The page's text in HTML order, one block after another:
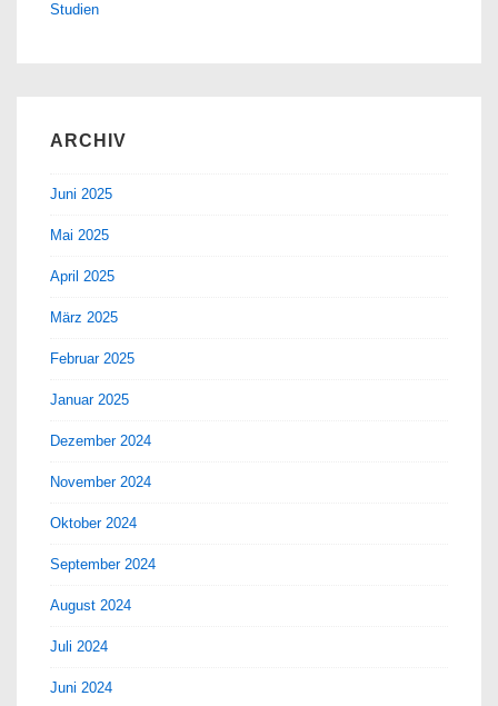
Studien
ARCHIV
Juni 2025
Mai 2025
April 2025
März 2025
Februar 2025
Januar 2025
Dezember 2024
November 2024
Oktober 2024
September 2024
August 2024
Juli 2024
Juni 2024